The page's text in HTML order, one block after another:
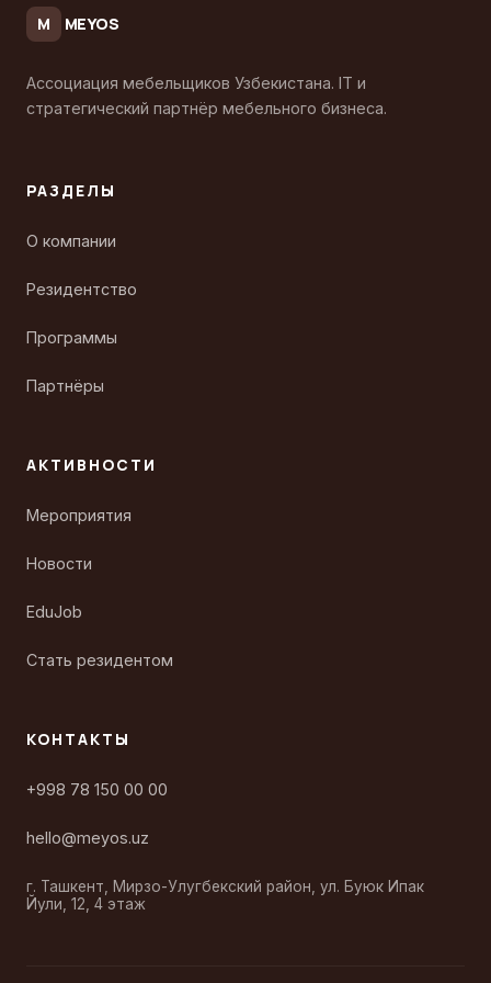
M MEYOS
Ассоциация мебельщиков Узбекистана. IT и
стратегический партнёр мебельного бизнеса.
РАЗДЕЛЫ
О компании
Резидентство
Программы
Партнёры
АКТИВНОСТИ
Мероприятия
Новости
EduJob
Стать резидентом
КОНТАКТЫ
+998 78 150 00 00
hello@meyos.uz
г. Ташкент, Мирзо-Улугбекский район, ул. Буюк Ипак
Йули, 12, 4 этаж